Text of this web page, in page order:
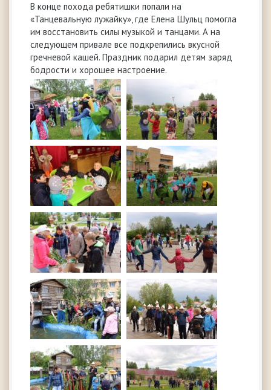
В конце похода ребятишки попали на
«Танцевальную лужайку», где Елена Шульц помогла
им восстановить силы музыкой и танцами. А на
следующем привале все подкрепились вкусной
гречневой кашей. Праздник подарил детям заряд
бодрости и хорошее настроение.